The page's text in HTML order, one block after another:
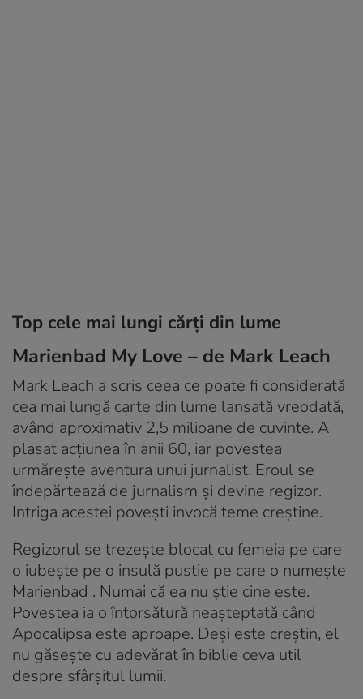
Top cele mai lungi cărți din lume
Marienbad My Love – de Mark Leach
Mark Leach a scris ceea ce poate fi considerată
cea mai lungă carte din lume lansată vreodată,
având aproximativ 2,5 milioane de cuvinte. A
plasat acțiunea în anii 60, iar povestea
urmărește aventura unui jurnalist. Eroul se
îndepărtează de jurnalism și devine regizor.
Intriga acestei povești invocă teme creștine.
Regizorul se trezește blocat cu femeia pe care
o iubește pe o insulă pustie pe care o numește
Marienbad . Numai că ea nu știe cine este.
Povestea ia o întorsătură neașteptată când
Apocalipsa este aproape. Deși este creștin, el
nu găsește cu adevărat în biblie ceva util
despre sfârșitul lumii.